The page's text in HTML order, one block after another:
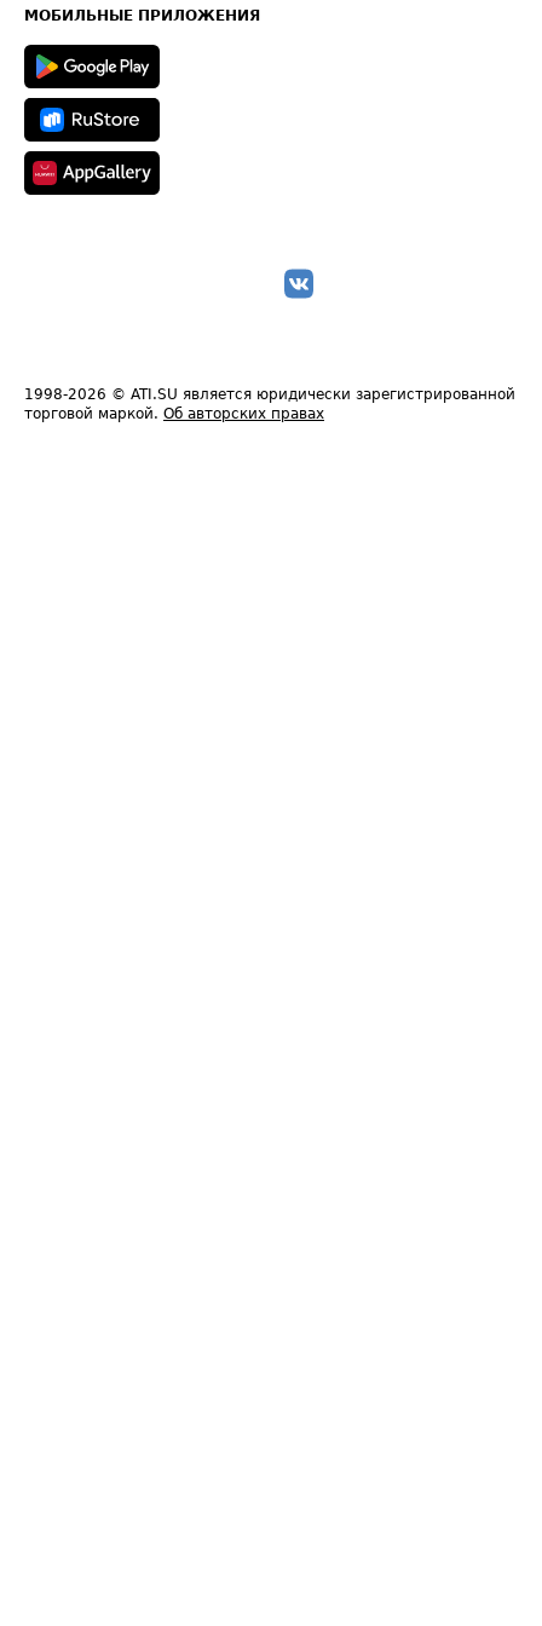
Техническая информация
МОБИЛЬНЫЕ ПРИЛОЖЕНИЯ
1998-2026 © ATI.SU является юридически зарегистрированной
торговой маркой. Об авторских правах